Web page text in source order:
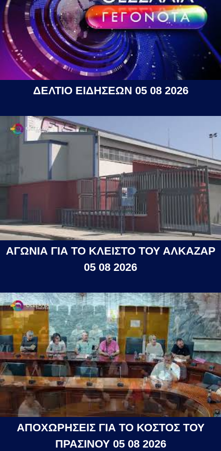
ΔΕΛΤΙΟ ΕΙΔΗΣΕΩΝ 05 08 2026
ΑΓΩΝΙΑ ΓΙΑ ΤΟ ΚΛΕΙΣΤΟ ΤΟΥ ΑΛΚΑΖΑΡ
05 08 2026
ΑΠΟΧΩΡΗΣΕΙΣ ΓΙΑ ΤΟ ΚΟΣΤΟΣ ΤΟΥ
ΠΡΑΣΙΝΟΥ 05 08 2026